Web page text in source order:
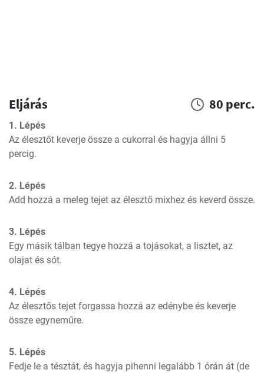
Eljárás 80 perc.
1. Lépés
Az élesztőt keverje össze a cukorral és hagyja állni 5
percig.
2. Lépés
Add hozzá a meleg tejet az élesztő mixhez és keverd össze.
3. Lépés
Egy másik tálban tegye hozzá a tojásokat, a lisztet, az
olajat és sót.
4. Lépés
Az élesztős tejet forgassa hozzá az edénybe és keverje
össze egyneműre.
5. Lépés
Fedje le a tésztát, és hagyja pihenni legalább 1 órán át (de